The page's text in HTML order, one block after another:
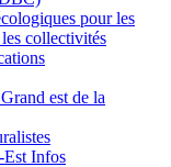
pour les
collectivités
est de la
Est Infos